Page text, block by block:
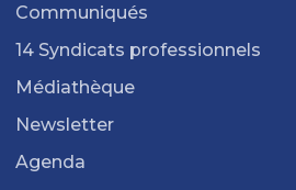
Communiqués
14 Syndicats professionnels
Médiathèque
Newsletter
Agenda